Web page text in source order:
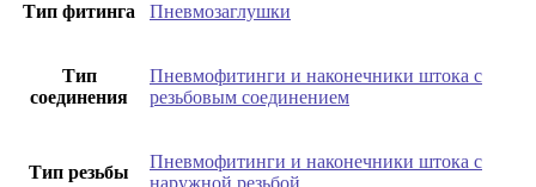
Тип фитинга Пневмозаглушки
Тип
соединения
Пневмофитинги и наконечники штока с
резьбовым соединением
Тип резьбы
Пневмофитинги и наконечники штока с
наружной резьбой